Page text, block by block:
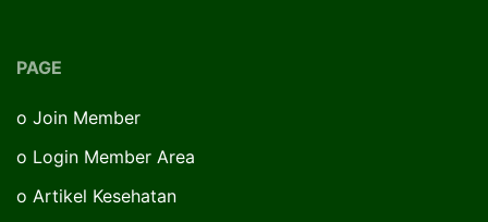
PAGE
o Join Member
o Login Member Area
o Artikel Kesehatan